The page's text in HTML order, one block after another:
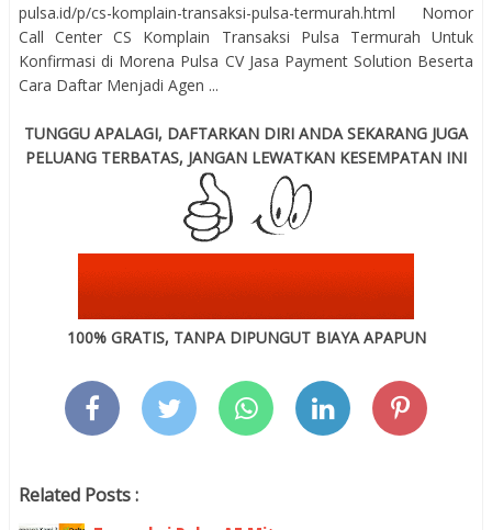
pulsa.id/p/cs-komplain-transaksi-pulsa-termurah.html Nomor
Call Center CS Komplain Transaksi Pulsa Termurah Untuk
Konfirmasi di Morena Pulsa CV Jasa Payment Solution Beserta
Cara Daftar Menjadi Agen ...
TUNGGU APALAGI, DAFTARKAN DIRI ANDA SEKARANG JUGA
PELUANG TERBATAS, JANGAN LEWATKAN KESEMPATAN INI
100% GRATIS, TANPA DIPUNGUT BIAYA APAPUN
Related Posts :